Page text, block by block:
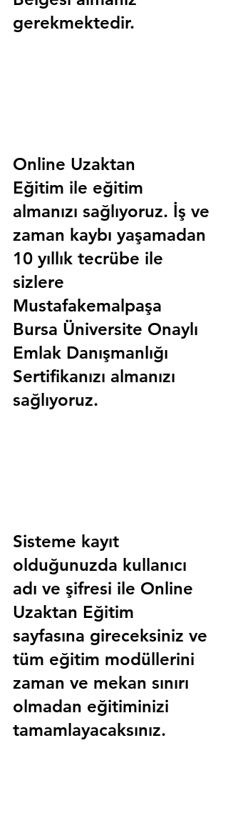
gerekmektedir.
Online Uzaktan
Eğitim ile eğitim
almanızı sağlıyoruz. İş ve
zaman kaybı yaşamadan
10 yıllık tecrübe ile
sizlere
Mustafakemalpaşa
Bursa Üniversite Onaylı
Emlak Danışmanlığı
Sertifikanızı almanızı
sağlıyoruz.
Sisteme kayıt
olduğunuzda kullanıcı
adı ve şifresi ile Online
Uzaktan Eğitim
sayfasına gireceksiniz ve
tüm eğitim modüllerini
zaman ve mekan sınırı
olmadan eğitiminizi
tamamlayacaksınız.